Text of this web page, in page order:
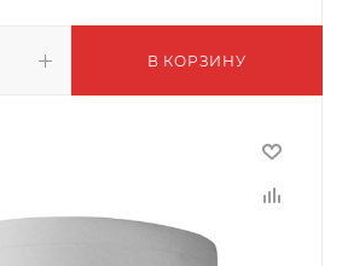
В КОРЗИНУ